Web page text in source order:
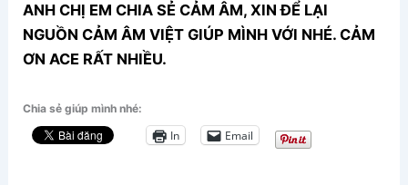
ANH CHỊ EM CHIA SẺ CẢM ÂM, XIN ĐỂ LẠI
NGUỒN CẢM ÂM VIỆT GIÚP MÌNH VỚI NHÉ. CẢM
ƠN ACE RẤT NHIỀU.
Chia sẻ giúp mình nhé:
In Email